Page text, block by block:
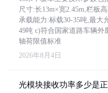
尺寸:长13m×宽2.45m,栏板
承载能力:标载30-35吨,最大
49吨 c)符合国家道路车辆外
轴荷限值标准
2026年8月4日
光模块接收功率多少是